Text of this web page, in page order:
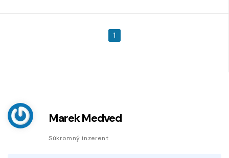
1
Marek Medved
Súkromný inzerent